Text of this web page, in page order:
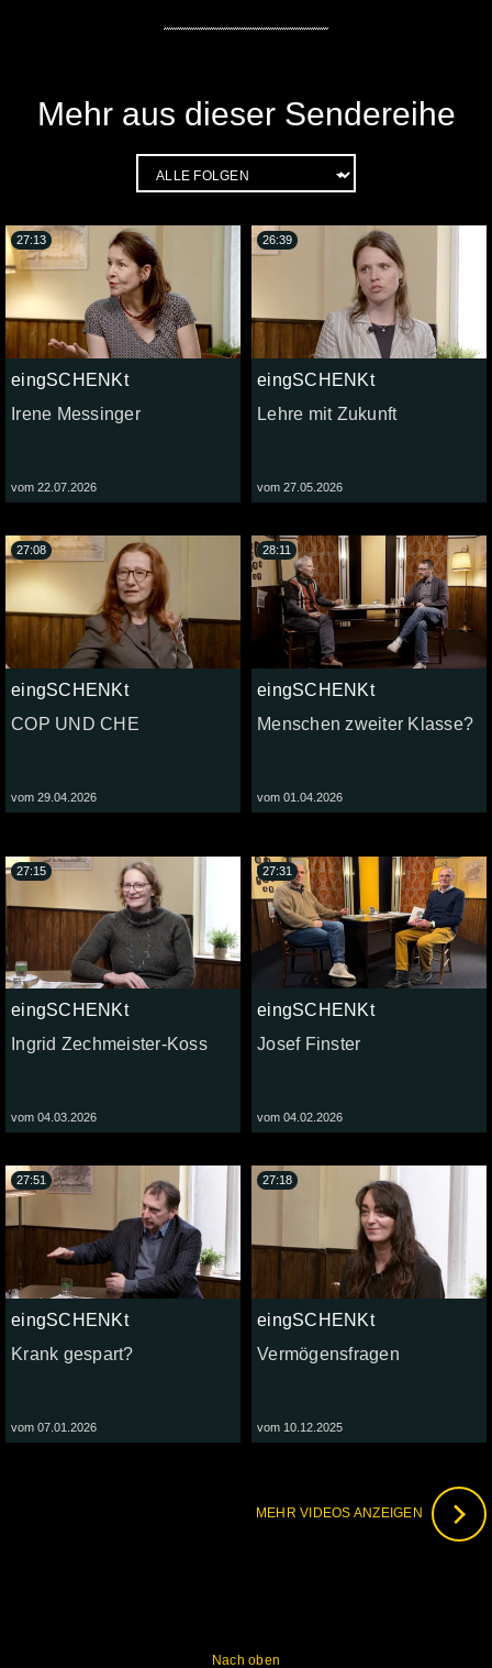
Mehr aus dieser Sendereihe
eingSCHENKt
Irene Messinger
vom 22.07.2026
27:13
eingSCHENKt
Lehre mit Zukunft
vom 27.05.2026
26:39
eingSCHENKt
COP UND CHE
vom 29.04.2026
27:08
eingSCHENKt
Menschen zweiter Klasse?
vom 01.04.2026
28:11
eingSCHENKt
Ingrid Zechmeister-Koss
vom 04.03.2026
27:15
eingSCHENKt
Josef Finster
vom 04.02.2026
27:31
eingSCHENKt
Krank gespart?
vom 07.01.2026
27:51
eingSCHENKt
Vermögensfragen
vom 10.12.2025
27:18
MEHR VIDEOS ANZEIGEN
Nach oben